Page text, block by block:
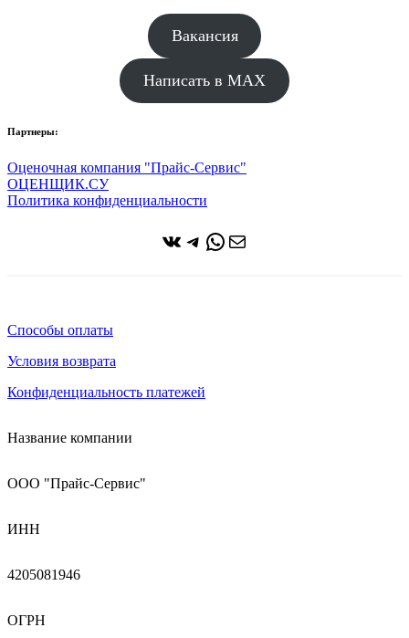
Вакансия
Написать в MAX
Партнеры:
Оценочная компания "Прайс-Сервис"
ОЦЕНЩИК.СУ
Политика конфиденциальности
ВКонтакте
Telegram
WhatsApp
Почта
Способы оплаты
Условия возврата
Конфиденциальность платежей
Название компании
ООО "Прайс-Сервис"
ИНН
4205081946
ОГРН